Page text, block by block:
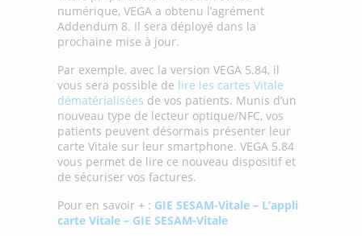
numérique, VEGA a obtenu l’agrément
Addendum 8. Il sera déployé dans la
prochaine mise à jour.
Par exemple, avec la version VEGA 5.84, il
vous sera possible de lire les cartes Vitale
dématérialisées de vos patients. Munis d’un
nouveau type de lecteur optique/NFC, vos
patients peuvent désormais présenter leur
carte Vitale sur leur smartphone. VEGA 5.84
vous permet de lire ce nouveau dispositif et
de sécuriser vos factures.
Pour en savoir + : GIE SESAM-Vitale – L’appli
carte Vitale – GIE SESAM-Vitale